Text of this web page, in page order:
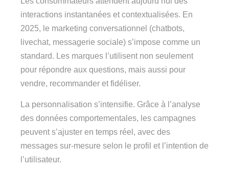
interactions instantanées et contextualisées. En
2025, le marketing conversationnel (chatbots,
livechat, messagerie sociale) s’impose comme un
standard. Les marques l’utilisent non seulement
pour répondre aux questions, mais aussi pour
vendre, recommander et fidéliser.
La personnalisation s’intensifie. Grâce à l’analyse
des données comportementales, les campagnes
peuvent s’ajuster en temps réel, avec des
messages sur-mesure selon le profil et l’intention de
l’utilisateur.